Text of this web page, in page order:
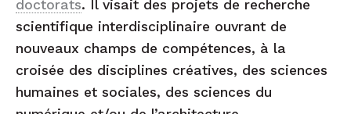
doctorats. Il visait des projets de recherche
scientifique interdisciplinaire ouvrant de
nouveaux champs de compétences, à la
croisée des disciplines créatives, des sciences
humaines et sociales, des sciences du